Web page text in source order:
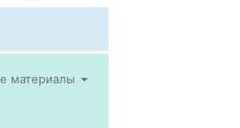
материалы